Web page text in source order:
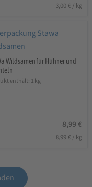
3,00 €/ kg
Wildsamen für Hühner und
enthält: 1 kg
8,99 €
8,99 €/ kg